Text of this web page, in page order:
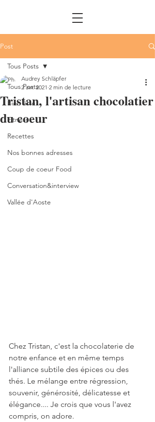
Post
Tous Posts
Bien être
Fitness
Recettes
Nos bonnes adresses
Coup de coeur Food
Conversation&interview
Vallée d'Aoste
Tous Posts
Tristan, l'artisan chocolatier
du coeur
Audrey Schläpfer
2 avr. 2021 2 min de lecture
Chez Tristan, c'est la chocolaterie de
notre enfance et en même temps
l'alliance subtile des épices ou des
thés. Le mélange entre régression,
souvenir, générosité, délicatesse et
élégance.... Je crois que vous l'avez
compris, on adore.